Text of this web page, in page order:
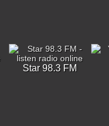
Star 98.3 FM